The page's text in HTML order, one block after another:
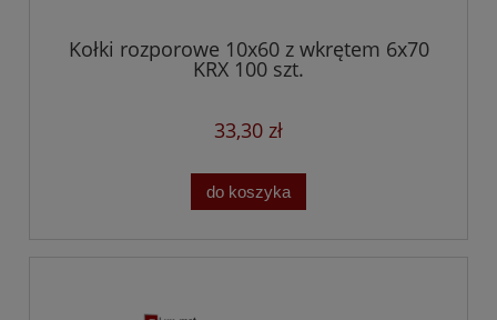
Kołki rozporowe 10x60 z wkrętem 6x70
KRX 100 szt.
33,30 zł
do koszyka